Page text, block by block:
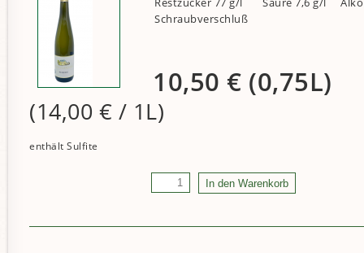
Schraubverschluß
10,50 € (0,75L)
(14,00 € / 1L)